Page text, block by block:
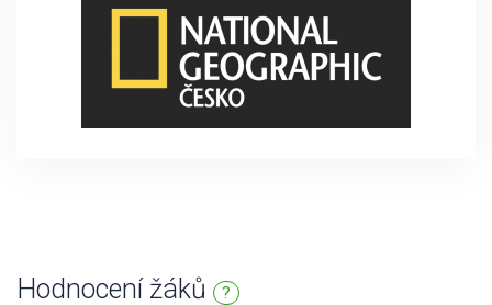
Hodnocení žáků ?